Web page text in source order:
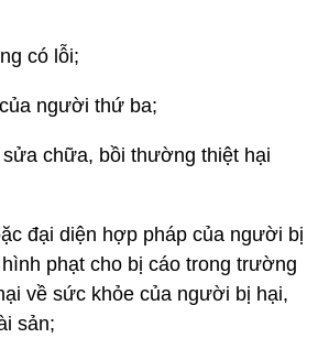
có lỗi;
người thứ ba;
chữa, bồi thường thiệt hại
đại diện hợp pháp của người bị
phạt cho bị cáo trong trường
về sức khỏe của người bị hại,
sản;